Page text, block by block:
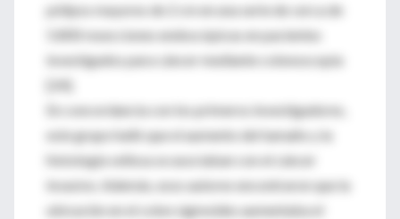
pólipos mayores de 2 cm en una serie de cerca de
5.800 resecciones endoscópicas en pacientes
investigados para cáncer mediante colonoscopía
[24].
En concordancia con los primeros investigadores,
este grupo halló que el aumento del tamaño y la
histología vellosa se asociaban con el cáncer
invasivo. Además, esos autores encontraron que la
ubicación en el colon sigmoides aumentaba el